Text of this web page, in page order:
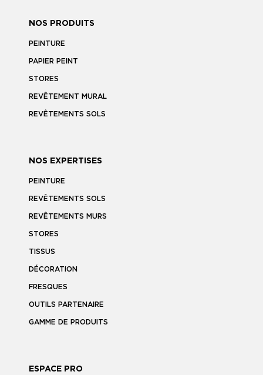
NOS PRODUITS
PEINTURE
PAPIER PEINT
STORES
REVÊTEMENT MURAL
REVÊTEMENTS SOLS
NOS EXPERTISES
PEINTURE
REVÊTEMENTS SOLS
REVÊTEMENTS MURS
STORES
TISSUS
DÉCORATION
FRESQUES
OUTILS PARTENAIRE
GAMME DE PRODUITS
ESPACE PRO